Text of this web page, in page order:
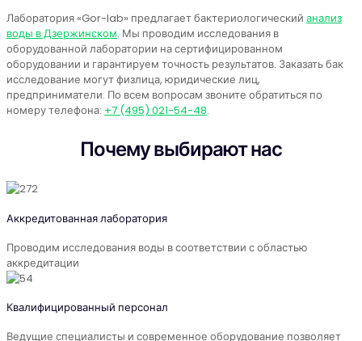
Лаборатория «Gor-lab» предлагает бактериологический анализ
воды в Дзержинском. Мы проводим исследования в
оборудованной лаборатории на сертифицированном
оборудовании и гарантируем точность результатов. Заказать бак
исследование могут физлица, юридические лиц,
предприниматели. По всем вопросам звоните обратиться по
номеру телефона: +7 (495) 021-54-48.
Почему выбирают нас
Аккредитованная лаборатория
Проводим исследования воды в соответствии с областью
аккредитации
Квалифицированный персонал
Ведущие специалисты и современное оборудование позволяет